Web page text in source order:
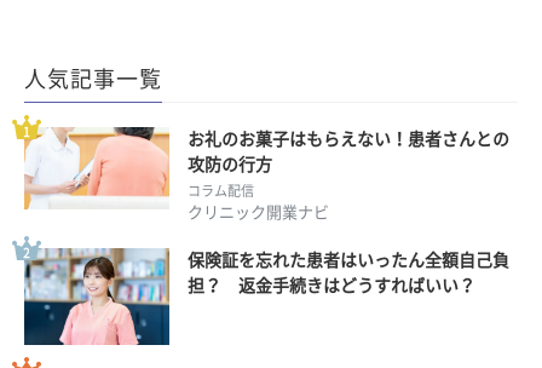
人気記事一覧
お礼のお菓子はもらえない！患者さんとの
攻防の行方
コラム配信
クリニック開業ナビ
保険証を忘れた患者はいったん全額自己負
担？ 返金手続きはどうすればいい？